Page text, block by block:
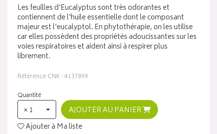
Les feuilles d'Eucalyptus sont très odorantes et
contiennent de l'huile essentielle dont le composant
majeur est l'eucalyptol. En phytothérapie, on les utilise
car elles possèdent des propriétés adoucissantes sur les
voies respiratoires et aident ainsi à respirer plus
librement.
Référence CNK : 4137899
Quantité
× 1
AJOUTER AU PANIER
Ajouter à Ma liste